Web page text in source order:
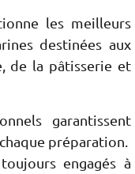
les meilleurs
destinées aux
de la pâtisserie et
garantissent
préparation.
engagés à